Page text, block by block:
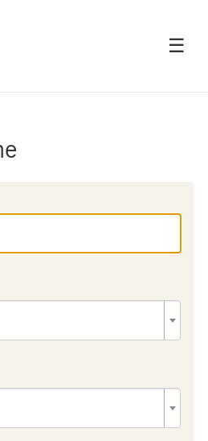
☰